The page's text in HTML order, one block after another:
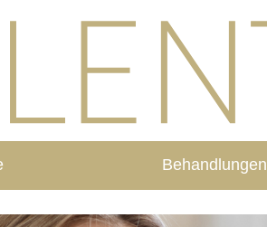
Behandlungen